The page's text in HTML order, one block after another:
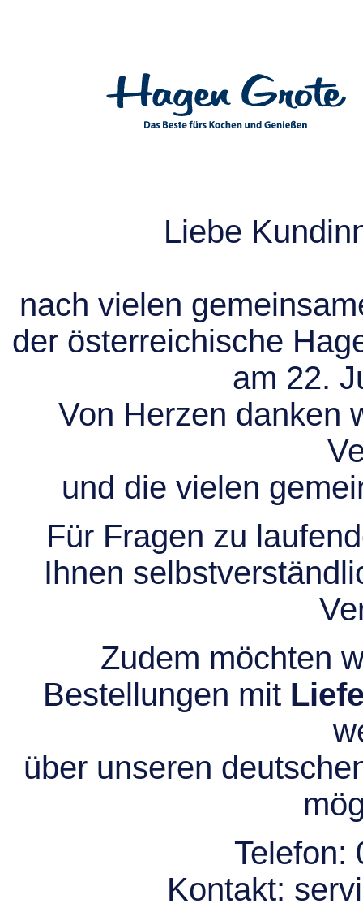
Liebe
nach vielen
der österreichische
am 22.
Von Herzen danken
und die vielen
Für Fragen zu
Ihnen
Zudem möchten
Bestellungen mit
über unseren
Telefon:
Kontakt: